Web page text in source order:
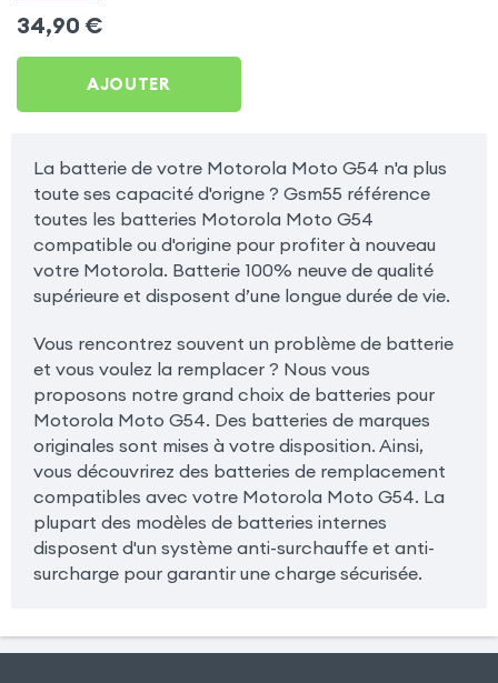
34,90 €
AJOUTER
La batterie de votre Motorola Moto G54 n'a plus
toute ses capacité d'origne ? Gsm55 référence
toutes les batteries Motorola Moto G54
compatible ou d'origine pour profiter à nouveau
votre Motorola. Batterie 100% neuve de qualité
supérieure et disposent d’une longue durée de vie.
Vous rencontrez souvent un problème de batterie
et vous voulez la remplacer ? Nous vous
proposons notre grand choix de batteries pour
Motorola Moto G54. Des batteries de marques
originales sont mises à votre disposition. Ainsi,
vous découvrirez des batteries de remplacement
compatibles avec votre Motorola Moto G54. La
plupart des modèles de batteries internes
disposent d'un système anti-surchauffe et anti-
surcharge pour garantir une charge sécurisée.